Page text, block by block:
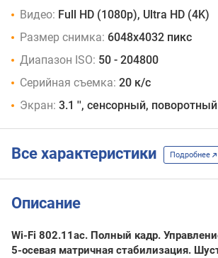
Видео: Full HD (1080p), Ultra HD (4K)
Размер снимка: 6048x4032 пикс
Диапазон ISO: 50 - 204800
Серийная съемка: 20 к/с
Экран: 3.1 '', сенсорный, поворотный
Все характеристики Подробнее
Описание
Wi-Fi 802.11ac. Полный кадр.
5-осевая матричная стабилизация.